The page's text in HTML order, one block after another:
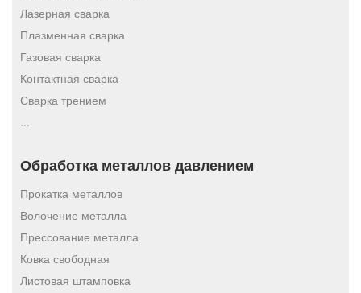
Лазерная сварка
Плазменная сварка
Газовая сварка
Контактная сварка
Сварка трением
...
Обработка металлов давлением
Прокатка металлов
Волочение металла
Прессование металла
Ковка свободная
Листовая штамповка